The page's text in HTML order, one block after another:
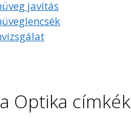
javítás
Optika címkék